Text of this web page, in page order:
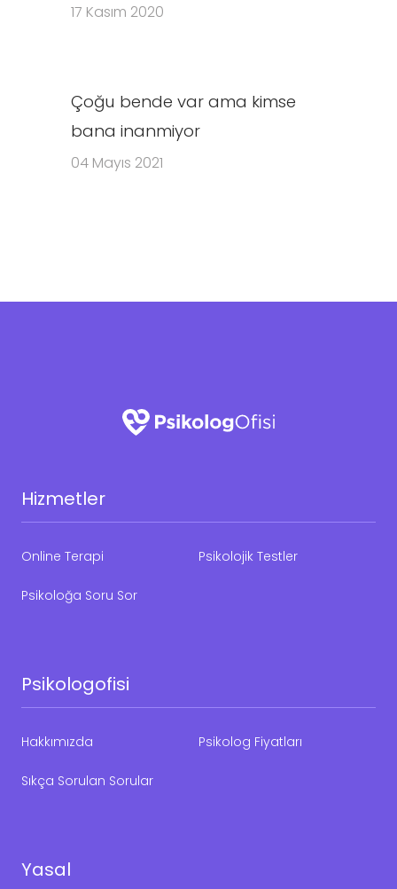
17 Kasım 2020
Çoğu bende var ama kimse
bana inanmiyor
04 Mayıs 2021
Hizmetler
Online Terapi Psikolojik Testler
Psikoloğa Soru Sor
Psikologofisi
Hakkımızda Psikolog Fiyatları
Sıkça Sorulan Sorular
Yasal